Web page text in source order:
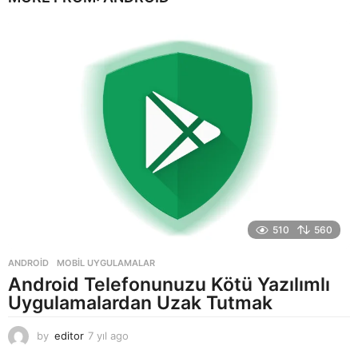
510 560
ANDROID ,MOBIL UYGULAMALAR
Android Telefonunuzu Kötü Yazılımlı
Uygulamalardan Uzak Tutmak
by editor 7 yıl ago